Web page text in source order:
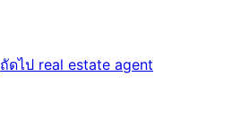
ถัดไป real estate agent